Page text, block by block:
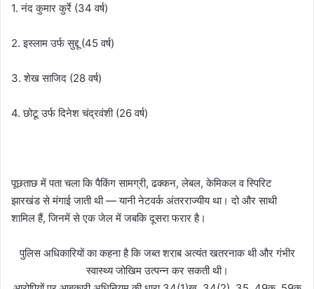
1. नंद कुमार कुर्रे (34 वर्ष)
2. इस्लाम उर्फ सुद्दू (45 वर्ष)
3. शेख साजिद (28 वर्ष)
4. छोटू उर्फ दिनेश चंद्रवंशी (26 वर्ष)
पूछताछ में पता चला कि पैकिंग सामग्री, ढक्कन, लेबल, केमिकल व स्पिरिट
झारखंड से मंगाई जाती थी — यानी नेटवर्क अंतरराज्यीय था। दो और साथी
शामिल हैं, जिनमें से एक जेल में जबकि दूसरा फरार है।
पुलिस अधिकारियों का कहना है कि जब्त शराब अत्यंत खतरनाक थी और गंभीर
स्वास्थ्य जोखिम उत्पन्न कर सकती थी।